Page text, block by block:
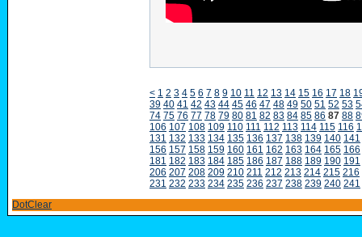
< 1 2 3 4 5 6 7 8 9 10 11 12 13 14 15 16 17 18
39 40 41 42 43 44 45 46 47 48 49 50 51 52 53
74 75 76 77 78 79 80 81 82 83 84 85 86 87 88
106 107 108 109 110 111 112 113 114 115 116
131 132 133 134 135 136 137 138 139 140 141
156 157 158 159 160 161 162 163 164 165 166
181 182 183 184 185 186 187 188 189 190 191
206 207 208 209 210 211 212 213 214 215 216
231 232 233 234 235 236 237 238 239 240 241
DotClear